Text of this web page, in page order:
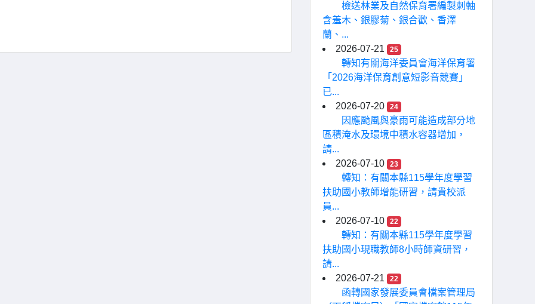
檢送林業及自然保育署編製刺軸
含羞木、銀膠菊、銀合歡、香澤
蘭、...
2026-07-21
25
轉知有關海洋委員會海洋保育署
「2026海洋保育創意短影音競賽」
已...
2026-07-20
24
因應颱風與豪雨可能造成部分地
區積淹水及環境中積水容器增加，
請...
2026-07-10
23
轉知：有關本縣115學年度學習
扶助國小教師增能研習，請貴校派
員...
2026-07-10
22
轉知：有關本縣115學年度學習
扶助國小現職教師8小時師資研習，
請...
2026-07-21
22
函轉國家發展委員會檔案管理局